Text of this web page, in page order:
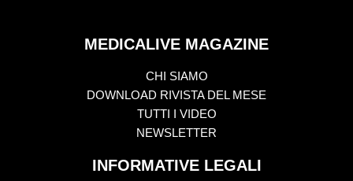
MEDICALIVE MAGAZINE
CHI SIAMO
DOWNLOAD RIVISTA DEL MESE
TUTTI I VIDEO
NEWSLETTER
INFORMATIVE LEGALI